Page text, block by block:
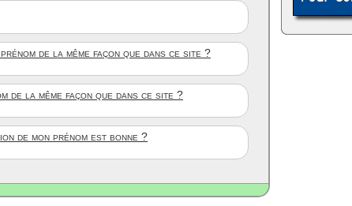
de la même façon que dans ce site ?
la même façon que dans ce site ?
de mon prénom est bonne ?